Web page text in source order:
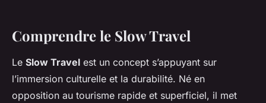
Comprendre le Slow Travel
Le Slow Travel est un concept s’appuyant sur
l’immersion culturelle et la durabilité. Né en
opposition au tourisme rapide et superficiel, il met